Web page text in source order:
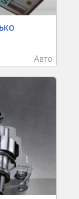
Авто